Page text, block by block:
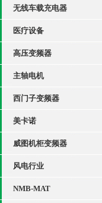
无线车载充电器
医疗设备
高压变频器
主轴电机
西门子变频器
美卡诺
威图机柜变频器
风电行业
NMB-MAT